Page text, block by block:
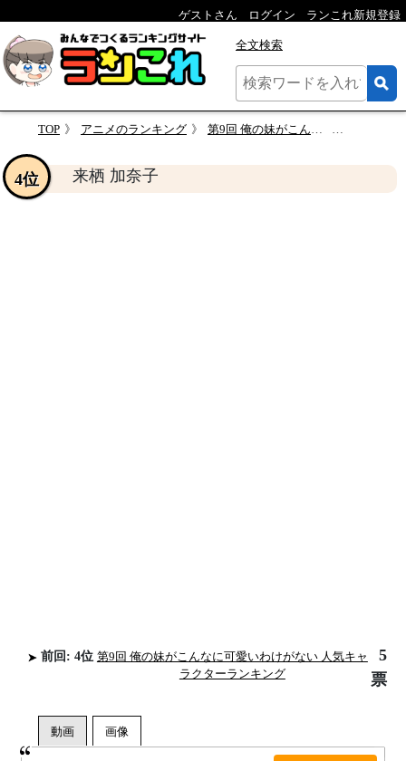
ゲストさん ログイン ランこれ新規登録
全文検索
TOP アニメのランキング 第9回 俺の妹がこんなに可愛いわけがない 人気キャラクターランキング
来栖 加奈子
4位
前回: 4位 第9回 俺の妹がこんなに可愛いわけがない 人気キャ
ラクターランキング
5
票